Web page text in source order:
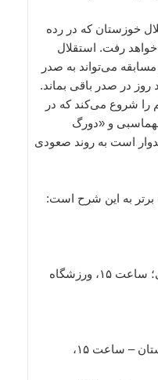
خوزستان که در رده
خواهد رفت. استقلال
می‌تواند به صدر
در صدر باقی بماند.
را شروع می‌کند که در
و «دورگ
است به روند صعودی
برتر به این شرح است:
* استقلال اهواز – ملوان بندرانزلی؛ ساعت ۱۵، ورزشگاه
* استقلال خوزستان – فولاد خوزستان – ساعت ۱۵،